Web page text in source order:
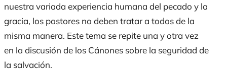
nuestra variada experiencia humana del pecado y la
gracia, los pastores no deben tratar a todos de la
misma manera. Este tema se repite una y otra vez
en la discusión de los Cánones sobre la seguridad de
la salvación.